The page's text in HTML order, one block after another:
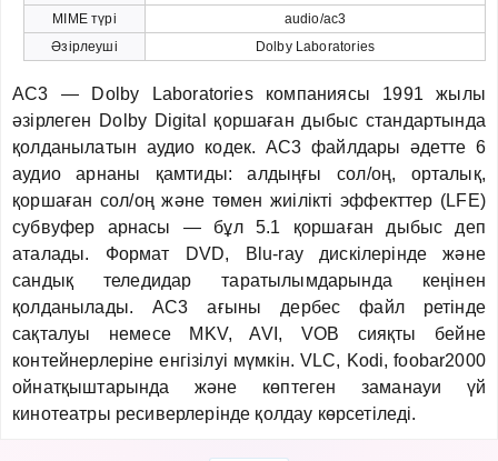
MIME түрі
audio/ac3
Әзірлеуші
Dolby Laboratories
AC3 — Dolby Laboratories компаниясы 1991 жылы
әзірлеген Dolby Digital қоршаған дыбыс стандартында
қолданылатын аудио кодек. AC3 файлдары әдетте 6
аудио арнаны қамтиды: алдыңғы сол/оң, орталық,
қоршаған сол/оң және төмен жиілікті эффекттер (LFE)
субвуфер арнасы — бұл 5.1 қоршаған дыбыс деп
аталады. Формат DVD, Blu-ray дискілерінде және
сандық теледидар таратылымдарында кеңінен
қолданылады. AC3 ағыны дербес файл ретінде
сақталуы немесе MKV, AVI, VOB сияқты бейне
контейнерлеріне енгізілуі мүмкін. VLC, Kodi, foobar2000
ойнатқыштарында және көптеген заманауи үй
кинотеатры ресиверлерінде қолдау көрсетіледі.